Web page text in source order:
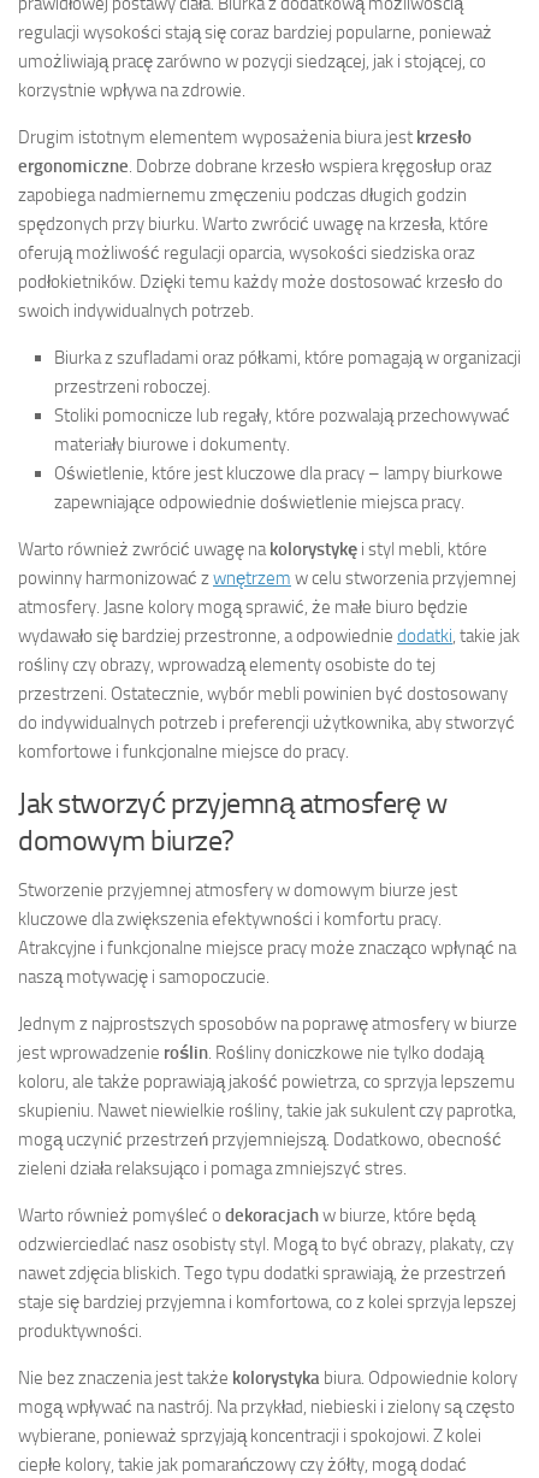
regulacji wysokości stają się coraz bardziej popularne, ponieważ
umożliwiają pracę zarówno w pozycji siedzącej, jak i stojącej, co
korzystnie wpływa na zdrowie.
Drugim istotnym elementem wyposażenia biura jest krzesło
ergonomiczne. Dobrze dobrane krzesło wspiera kręgosłup oraz
zapobiega nadmiernemu zmęczeniu podczas długich godzin
spędzonych przy biurku. Warto zwrócić uwagę na krzesła, które
oferują możliwość regulacji oparcia, wysokości siedziska oraz
podłokietników. Dzięki temu każdy może dostosować krzesło do
swoich indywidualnych potrzeb.
Biurka z szufladami oraz półkami, które pomagają w organizacji
przestrzeni roboczej.
Stoliki pomocnicze lub regały, które pozwalają przechowywać
materiały biurowe i dokumenty.
Oświetlenie, które jest kluczowe dla pracy – lampy biurkowe
zapewniające odpowiednie doświetlenie miejsca pracy.
Warto również zwrócić uwagę nakolorystykę i styl mebli, które
powinny harmonizować zwnętrzem w celu stworzenia przyjemnej
atmosfery. Jasne kolory mogą sprawić, że małe biuro będzie
wydawało się bardziej przestronne, a odpowiednie dodatki, takie jak
rośliny czy obrazy, wprowadzą elementy osobiste do tej
przestrzeni. Ostatecznie, wybór mebli powinien być dostosowany
do indywidualnych potrzeb i preferencji użytkownika, aby stworzyć
komfortowe i funkcjonalne miejsce do pracy.
Jak stworzyć przyjemną atmosferę w
domowym biurze?
Stworzenie przyjemnej atmosfery w domowym biurze jest
kluczowe dla zwiększenia efektywności i komfortu pracy.
Atrakcyjne i funkcjonalne miejsce pracy może znacząco wpłynąć na
naszą motywację i samopoczucie.
Jednym z najprostszych sposobów na poprawę atmosfery w biurze
jest wprowadzenie roślin. Rośliny doniczkowe nie tylko dodają
koloru, ale także poprawiają jakość powietrza, co sprzyja lepszemu
skupieniu. Nawet niewielkie rośliny, takie jak sukulent czy paprotka,
mogą uczynić przestrzeń przyjemniejszą. Dodatkowo, obecność
zieleni działa relaksująco i pomaga zmniejszyć stres.
Warto również pomyśleć o dekoracjachw biurze, które będą
odzwierciedlać nasz osobisty styl. Mogą to być obrazy, plakaty, czy
nawet zdjęcia bliskich. Tego typu dodatki sprawiają, że przestrzeń
staje się bardziej przyjemna i komfortowa, co z kolei sprzyja lepszej
produktywności.
Nie bez znaczenia jest także kolorystyka biura. Odpowiednie kolory
mogą wpływać na nastrój. Na przykład, niebieski i zielony są często
wybierane, ponieważ sprzyjają koncentracji i spokojowi. Z kolei
ciepłe kolory, takie jak pomarańczowy czy żółty, mogą dodać